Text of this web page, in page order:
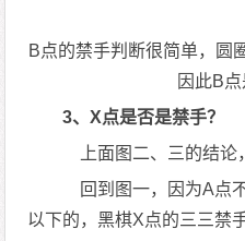
B点的禁手判断很简单，圆
因此B点
3、X点是否是禁手？
上面图二、三的结论
回到图一，因为A点
以下的，黑棋X点的三三禁